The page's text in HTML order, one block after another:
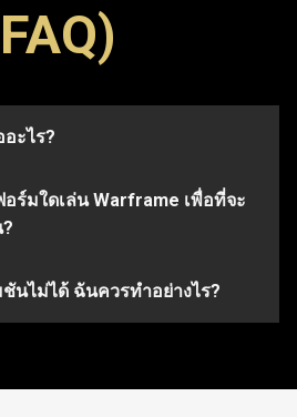
ะไร?
ม เช่น ภาพสัญลักษณ์ (Glyph) บูส
ทราบว่า รหัสมักจะมีวันหมดอายุ
งกับบัญชีบางบัญชี และจะใช้ได้
อนแรกเท่านั้น
ร์มใดเล่น Warframe เพื่อที่จะ
โมชันในเพจนี้เพื่อแลกรหัสและ
ะใช้แพลตฟอร์มใดในการเล่น
งรหัสจะใช้ได้กับบาง
Warframe ที่เชื่อมโยงกับ
นไม่ได้ ฉันควรทำอย่างไร?
าจหมดอายุหรือใช้ไปแล้ว หาก
ของเรา